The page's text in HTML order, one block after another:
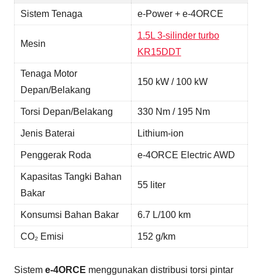
Sistem Tenaga e-Power + e-4ORCE
Mesin
1.5L 3-silinder turbo
KR15DDT
Tenaga Motor
Depan/Belakang
150 kW / 100 kW
Torsi Depan/Belakang 330 Nm / 195 Nm
Jenis Baterai Lithium-ion
Penggerak Roda e-4ORCE Electric AWD
Kapasitas Tangki Bahan
Bakar
55 liter
Konsumsi Bahan Bakar 6.7 L/100 km
CO₂ Emisi 152 g/km
Sistem e-4ORCE menggunakan distribusi torsi pintar